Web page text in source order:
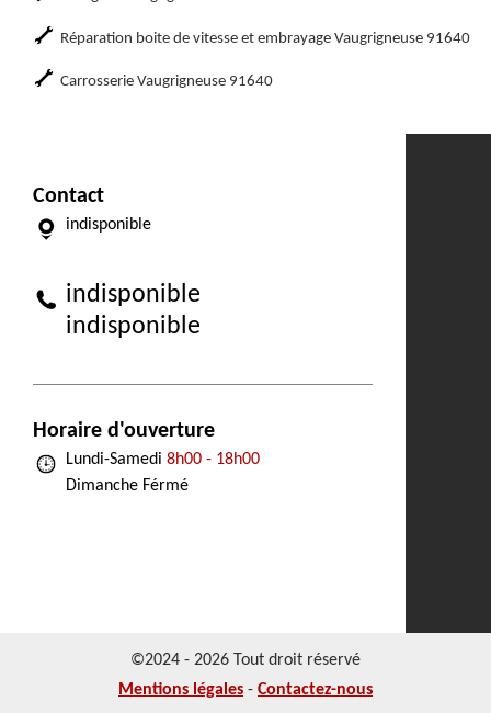
Réparation boite de vitesse et embrayage Vaugrigneuse 91640
Carrosserie Vaugrigneuse 91640
Contact
indisponible
indisponible
indisponible
Horaire d'ouverture
Lundi-Samedi 8h00 - 18h00
Dimanche Férmé
©2024 - 2026 Tout droit réservé
Mentions légales - Contactez-nous